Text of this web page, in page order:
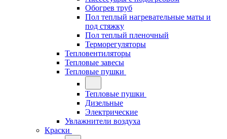
Обогрев труб
Пол теплый нагревательные маты и
под стяжку
Пол теплый пленочный
Терморегуляторы
Тепловентиляторы
Тепловые завесы
Тепловые пушки
Тепловые пушки
Дизельные
Электрические
Увлажнители воздуха
Краски